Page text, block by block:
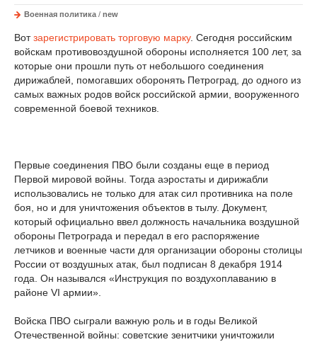
Военная политика / new
Вотзарегистрировать торговую марку. Сегодня российским
войскам противовоздушной обороны исполняется 100 лет, за
которые они прошли путь от небольшого соединения
дирижаблей, помогавших оборонять Петроград, до одного из
самых важных родов войск российской армии, вооруженного
современной боевой техников.
Первые соединения ПВО были созданы еще в период
Первой мировой войны. Тогда аэростаты и дирижабли
использовались не только для атак сил противника на поле
боя, но и для уничтожения объектов в тылу. Документ,
который официально ввел должность начальника воздушной
обороны Петрограда и передал в его распоряжение
летчиков и военные части для организации обороны столицы
России от воздушных атак, был подписан 8 декабря 1914
года. Он назывался «Инструкция по воздухоплаванию в
районе VI армии».
Войска ПВО сыграли важную роль и в годы Великой
Отечественной войны: советские зенитчики уничтожили